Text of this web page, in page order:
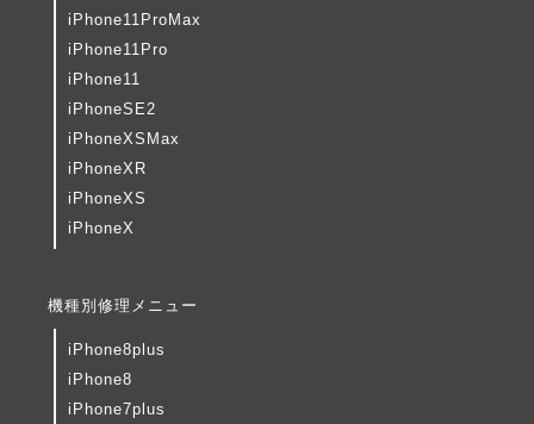
iPhone11ProMax
iPhone11Pro
iPhone11
iPhoneSE2
iPhoneXSMax
iPhoneXR
iPhoneXS
iPhoneX
機種別修理メニュー
iPhone8plus
iPhone8
iPhone7plus